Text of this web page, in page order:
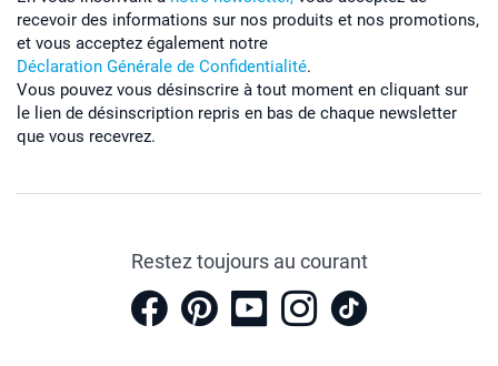
recevoir des informations sur nos produits et nos promotions,
et vous acceptez également notre
Déclaration Générale de Confidentialité.
Vous pouvez vous désinscrire à tout moment en cliquant sur
le lien de désinscription repris en bas de chaque newsletter
que vous recevrez.
Restez toujours au courant